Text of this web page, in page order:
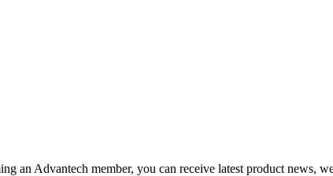
an Advantech member, you can receive latest product news,